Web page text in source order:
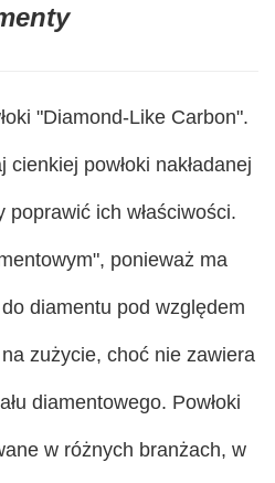
"Diamond-Like Carbon".
cienkiej powłoki nakładanej
poprawić ich właściwości.
ponieważ ma
diamentu pod względem
zużycie, choć nie zawiera
diamentowego. Powłoki
w różnych branżach, w